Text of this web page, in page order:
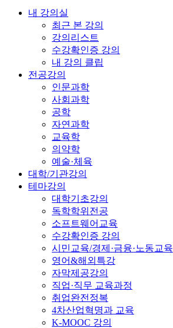
내 강의실
최근 본 강의
강의리스트
수강확인증 강의
내 강의 클립
전공강의
인문과학
사회과학
공학
자연과학
교육학
의약학
예술·체육
대학/기관강의
테마강의
대학기초강의
독학학위전공
소프트웨어교육
수강확인증 강의
시민교육/경제·금융·노동교육
영어&해외특강
자막제공강의
직업·직무 교육과정
취업완전정복
4차산업혁명과 교육
K-MOOC 강의